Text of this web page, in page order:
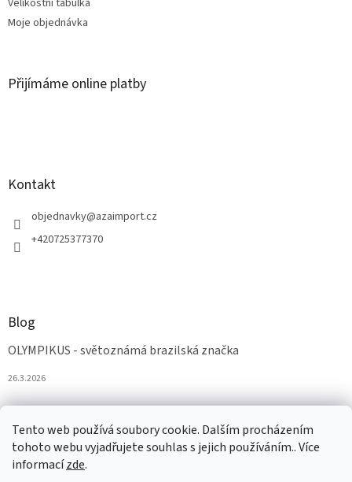
Tento web používá soubory cookie. Dalším procházením
tohoto webu vyjadřujete souhlas s jejich používáním.. Více
informacízde.
Moje objednávka
Přijímáme online platby
Kontakt
objednavky@azaimport.cz
+420725377370
Blog
OLYMPIKUS - světoznámá brazilská značka
26.3.2026